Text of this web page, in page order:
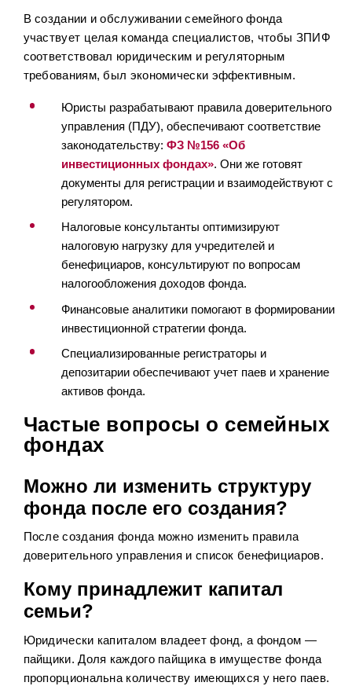
В создании и обслуживании семейного фонда
участвует целая команда специалистов, чтобы ЗПИФ
соответствовал юридическим и регуляторным
требованиям, был экономически эффективным.
Юристы разрабатывают правила доверительного
управления (ПДУ), обеспечивают соответствие
законодательству: ФЗ №156 «Об
инвестиционных фондах». Они же готовят
документы для регистрации и взаимодействуют с
регулятором.
Налоговые консультанты оптимизируют
налоговую нагрузку для учредителей и
бенефициаров, консультируют по вопросам
налогообложения доходов фонда.
Финансовые аналитики помогают в формировании
инвестиционной стратегии фонда.
Специализированные регистраторы и
депозитарии обеспечивают учет паев и хранение
активов фонда.
Частые вопросы о семейных
фондах
Можно ли изменить структуру
фонда после его создания?
После создания фонда можно изменить правила
доверительного управления и список бенефициаров.
Кому принадлежит капитал
семьи?
Юридически капиталом владеет фонд, а фондом —
пайщики. Доля каждого пайщика в имуществе фонда
пропорциональна количеству имеющихся у него паев.